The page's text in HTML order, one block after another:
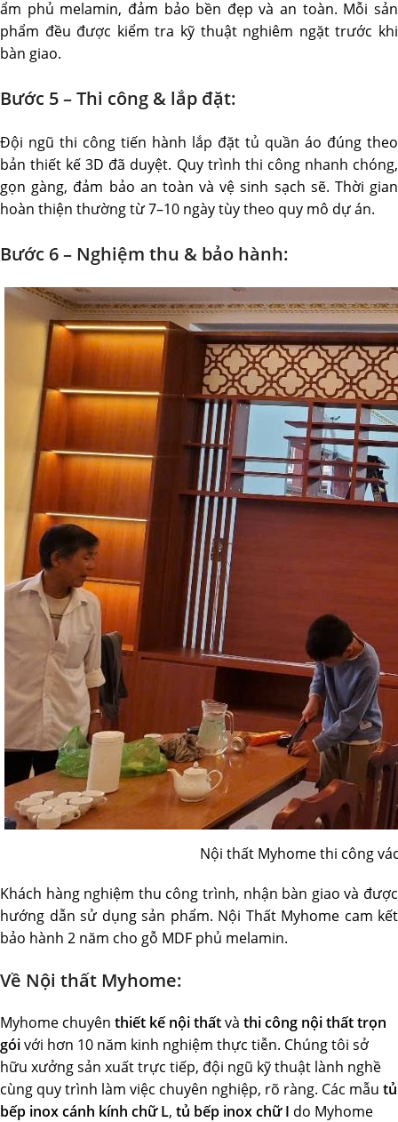
ẩm phủ melamin, đảm bảo bền đẹp và an toàn. Mỗi sản
phẩm đều được kiểm tra kỹ thuật nghiêm ngặt trước khi
bàn giao.
Bước 5 – Thi công & lắp đặt:
Đội ngũ thi công tiến hành lắp đặt tủ quần áo đúng theo
bản thiết kế 3D đã duyệt. Quy trình thi công nhanh chóng,
gọn gàng, đảm bảo an toàn và vệ sinh sạch sẽ. Thời gian
hoàn thiện thường từ 7–10 ngày tùy theo quy mô dự án.
Bước 6 – Nghiệm thu & bảo hành:
Nội thất Myhome thi công
Khách hàng nghiệm thu công trình, nhận bàn giao và được
hướng dẫn sử dụng sản phẩm. Nội Thất Myhome cam kết
bảo hành 2 năm cho gỗ MDF phủ melamin.
Về Nội thất Myhome:
Myhome chuyên thiết kế nội thấtvà thi công nội thất trọn
góivới hơn 10 năm kinh nghiệm thực tiễn. Chúng tôi sở
hữu xưởng sản xuất trực tiếp, đội ngũ kỹ thuật lành nghề
cùng quy trình làm việc chuyên nghiệp, rõ ràng. Các mẫu tủ
bếp inox cánh kính chữ L, tủ bếp inox chữ I do Myhome